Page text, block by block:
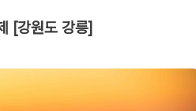
[강원도 강릉]